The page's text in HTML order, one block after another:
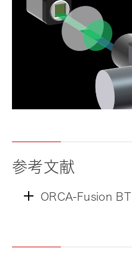
参考文献
ORCA-Fusion BT